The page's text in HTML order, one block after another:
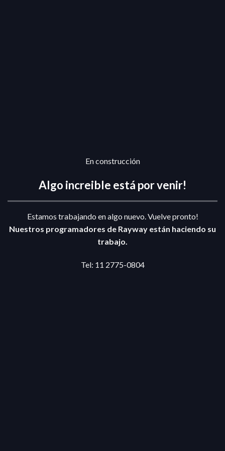
En construcción
Algo increible está por venir!
Estamos trabajando en algo nuevo. Vuelve pronto!
Nuestros programadores de Rayway están haciendo su
trabajo.
Tel: 11 2775-0804